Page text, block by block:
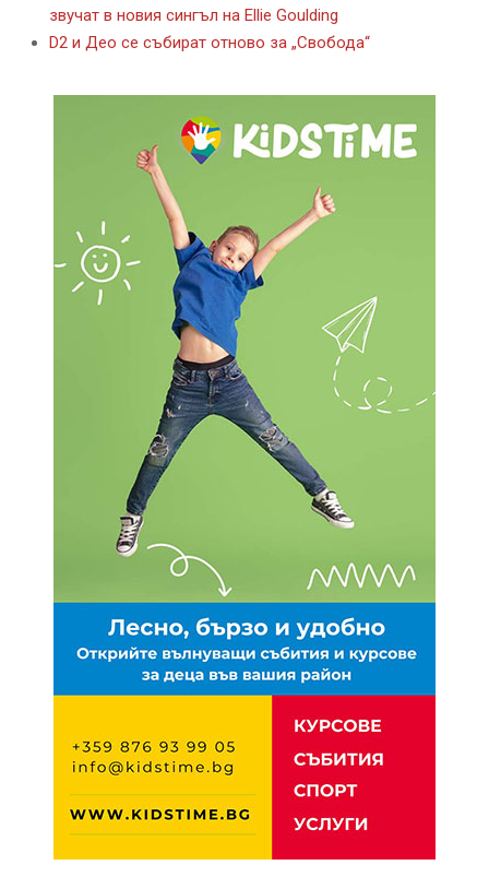
звучат в новия сингъл на Ellie Goulding
D2 и Део се събират отново за „Свобода“